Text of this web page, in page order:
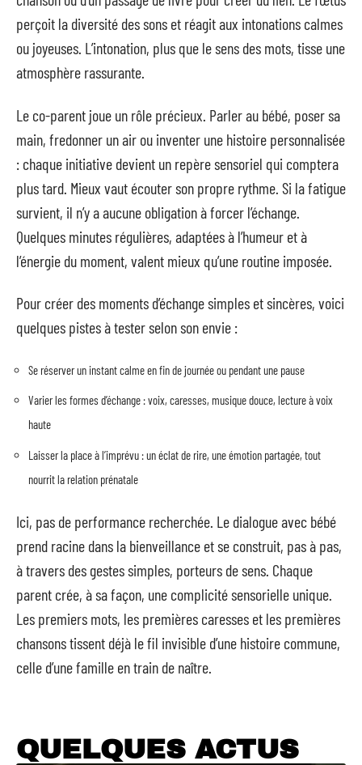
perçoit la diversité des sons et réagit aux intonations calmes
ou joyeuses. L’intonation, plus que le sens des mots, tisse une
atmosphère rassurante.
Le co-parent joue un rôle précieux. Parler au bébé, poser sa
main, fredonner un air ou inventer une histoire personnalisée
: chaque initiative devient un repère sensoriel qui comptera
plus tard. Mieux vaut écouter son propre rythme. Si la fatigue
survient, il n’y a aucune obligation à forcer l’échange.
Quelques minutes régulières, adaptées à l’humeur et à
l’énergie du moment, valent mieux qu’une routine imposée.
Pour créer des moments d’échange simples et sincères, voici
quelques pistes à tester selon son envie :
Se réserver un instant calme en fin de journée ou pendant une pause
Varier les formes d’échange : voix, caresses, musique douce, lecture à voix
haute
Laisser la place à l’imprévu : un éclat de rire, une émotion partagée, tout
nourrit la relation prénatale
Ici, pas de performance recherchée. Le dialogue avec bébé
prend racine dans la bienveillance et se construit, pas à pas,
à travers des gestes simples, porteurs de sens. Chaque
parent crée, à sa façon, une complicité sensorielle unique.
Les premiers mots, les premières caresses et les premières
chansons tissent déjà le fil invisible d’une histoire commune,
celle d’une famille en train de naître.
QUELQUES ACTUS